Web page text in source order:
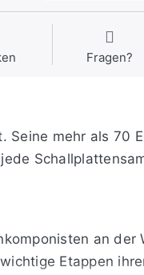
Fragen?
mehr als 70
an der
Etappen